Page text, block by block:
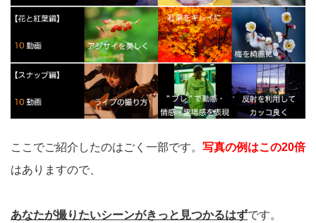
ここでご紹介したのはごく一部です。 写真の例はこの20倍
はありますので、
あなたが撮りたいシーンがきっと見つかるはずです。